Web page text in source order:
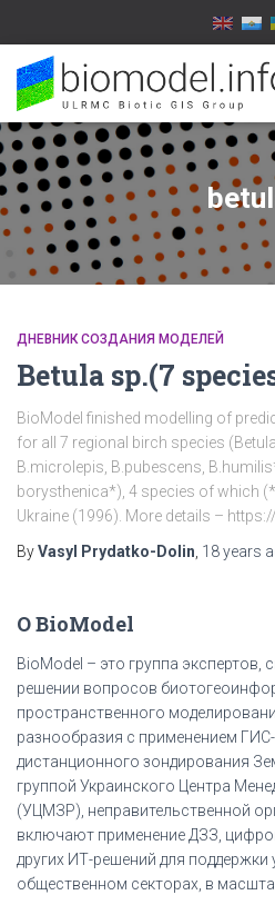
ДНЕВНИК СОЗДАНИЯ МОДЕЛЕЙ
Betula sp.(7
BioModel finished modelling of
for all 7 regional birch species
B.microlepis, B.pubescens,
borysthenica*), 4 species of which
Ukraine (1996). More details –
ByVasyl Prydatko-Dolin 18 years
О BioModel
BioModel – это группа экспертов,
решении вопросов
пространственного
разнообразия с применением
дистанционного зондирования
группой Украинского Центра
(УЦМЗР), неправительственной
включают применение ДЗЗ,
других ИТ-решений для
общественном секторах, в